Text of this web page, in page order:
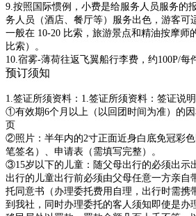
9.按照国际惯例，小费是给服务人员服务的
务人员（酒店、餐厅等）服务出色，游客可
一般在 10-20 比索，旅游景点和精油按摩师
比索）。
10.宿雾-薄荷往返飞翼船行李费，约100P/每
预订须知
1.签证所须资料：1.签证所须资料：签证说
①有效期6个月以上（以回团时间为准）的
页
②照片：半年内的2寸正面近身白底免冠彩
笔签名）、申请表（需填写完整）。
③15岁以下的儿童：随父母出行的必须出示
出行的儿童出行前必须由父母任意一方亲自
托同意书（办理委托费用自理，出行时需携
到我社，同时办理委托的客人须知即使是办